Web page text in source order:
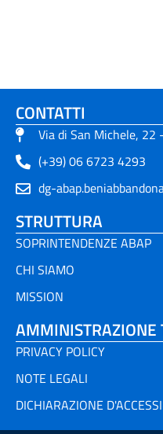
CONTATTI
Via di San Michele, 22
(+39) 06 6723 4293
dg-
STRUTTURA
SOPRINTENDENZE ABAP
CHI SIAMO
MISSION
AMMINISTRAZIONE
PRIVACY POLICY
NOTE LEGALI
DICHIARAZIONE